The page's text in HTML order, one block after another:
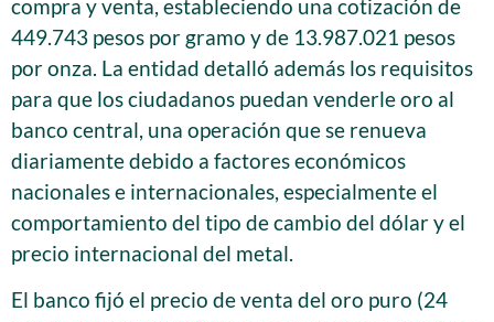
compra y venta, estableciendo una cotización de
449.743 pesos por gramo y de 13.987.021 pesos
por onza. La entidad detalló además los requisitos
para que los ciudadanos puedan venderle oro al
banco central, una operación que se renueva
diariamente debido a factores económicos
nacionales e internacionales, especialmente el
comportamiento del tipo de cambio del dólar y el
precio internacional del metal.
El banco fijó el precio de venta del oro puro (24